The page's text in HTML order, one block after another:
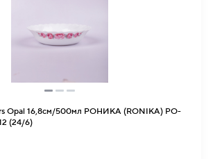
Opal 16,8см/500мл РОНИКА (RONIKA) PO-
(24/6)